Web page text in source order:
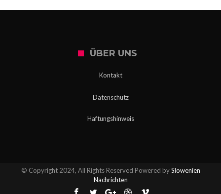
ÜBER UNS
Kontakt
Datenschutz
Haftungshinweis
© Copyright 2024, All Rights Reserved Powered bySlowenien
Nachrichten